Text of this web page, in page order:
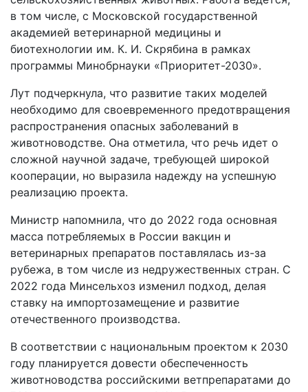
в том числе, с Московской государственной
академией ветеринарной медицины и
биотехнологии им. К. И. Скрябина в рамках
программы Минобрнауки «Приоритет-2030».
Лут подчеркнула, что развитие таких моделей
необходимо для своевременного предотвращения
распространения опасных заболеваний в
животноводстве. Она отметила, что речь идет о
сложной научной задаче, требующей широкой
кооперации, но выразила надежду на успешную
реализацию проекта.
Министр напомнила, что до 2022 года основная
масса потребляемых в России вакцин и
ветеринарных препаратов поставлялась из-за
рубежа, в том числе из недружественных стран. С
2022 года Минсельхоз изменил подход, делая
ставку на импортозамещение и развитие
отечественного производства.
В соответствии с национальным проектом к 2030
году планируется довести обеспеченность
животноводства российскими ветпрепаратами до